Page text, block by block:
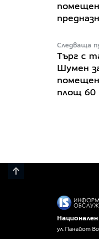
Следваща
Търг с
Шумен
площ 60
ул. Панайот